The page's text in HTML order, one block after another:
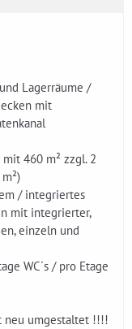
Lagerräume /
mit
mit 460 m² zzgl. 2
/ integriertes
mit integrierter,
einzeln und
WC´s / pro Etage
neu umgestaltet !!!!